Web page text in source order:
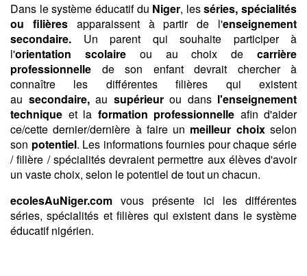
Dans le système éducatif du Niger, lesséries, spécialités
ou filières apparaissent à partir de l'enseignement
secondaire. Un parent qui souhaite participer à
l'orientation scolaireou au choix decarrière
professionnelle de son enfant devrait chercher à
connaître les différentes filières qui existent
au secondaire, au supérieur ou dans l'enseignement
technique et la formation professionnelle afin d'aider
ce/cette dernier/dernière à faire un meilleur choixselon
son potentiel. Les informations fournies pour chaque série
/ filière / spécialités devraient permettre aux élèves d'avoir
un vaste choix, selon le potentiel de tout un chacun.
ecolesAuNiger.comvous présente ici les différentes
séries, spécialités et filières qui existent dans le système
éducatif nigérien.